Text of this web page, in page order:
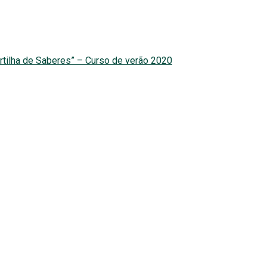
de Saberes” – Curso de verão 2020